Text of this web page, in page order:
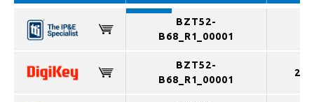
BZT52-
B68_R1_00001
BZT52-
B68_R1_00001